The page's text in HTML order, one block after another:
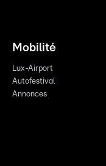
Mobilité
Lux-Airport
Autofestival
Annonces